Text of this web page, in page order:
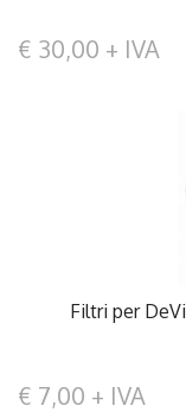
€ 30,00 + IVA
Filtri per
€ 7,00 + IVA